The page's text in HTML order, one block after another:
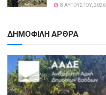
8 ΑΥΓΟΎΣΤΟΥ, 2026
ΔΗΜΟΦΙΛΗ ΑΡΘΡΑ